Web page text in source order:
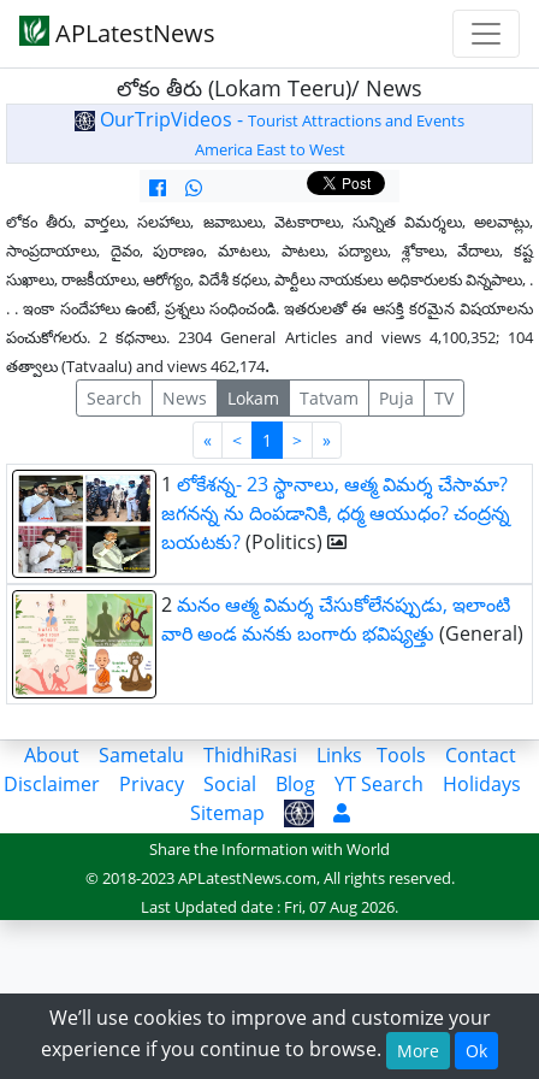
APLatestNews
లోకం తీరు (Lokam Teeru)/ News
OurTripVideos - Tourist Attractions and Events
America East to West
లోకం తీరు, వార్తలు, సలహాలు, జవాబులు, వెటకారాలు, సున్నిత విమర్శలు, అలవాట్లు,
సాంప్రదాయాలు, దైవం, పురాణం, మాటలు, పాటలు, పద్యాలు, శ్లోకాలు, వేదాలు, కష్ట
సుఖాలు, రాజకీయాలు, ఆరోగ్యం, విదేశీ కధలు, పార్టీలు నాయకులు అధికారులకు విన్నపాలు, .
. . ఇంకా సందేహాలు ఉంటే, ప్రశ్నలు సంధించండి. ఇతరులతో ఈ ఆసక్తి కరమైన విషయాలను
పంచుకోగలరు. 2 కధనాలు. 2304 General Articles and views 4,100,352; 104
తత్వాలు (Tatvaalu) and views 462,174.
Search News Lokam Tatvam Puja
TV
«First
< 1 > »Last
1 లోకేశన్న- 23 స్థానాలు, ఆత్మ విమర్శ చేసామా?
జగనన్న ను దింపడానికి, ధర్మ ఆయుధం? చంద్రన్న
బయటకు?(Politics)
2మనం ఆత్మ విమర్శ చేసుకోలేనప్పుడు, ఇలాంటి
వారి అండ మనకు బంగారు భవిష్యత్తు (General)
About Sametalu ThidhiRasi Links Tools
Contact
Disclaimer
Privacy Social Blog YT Search
Holidays
Sitemap
Share the Information with World
© 2018-2023 APLatestNews.com, All rights reserved.
Last Updated date : Fri, 07 Aug 2026.
We’ll use cookies to improve and customize your
experience if you continue to browse.
More Ok